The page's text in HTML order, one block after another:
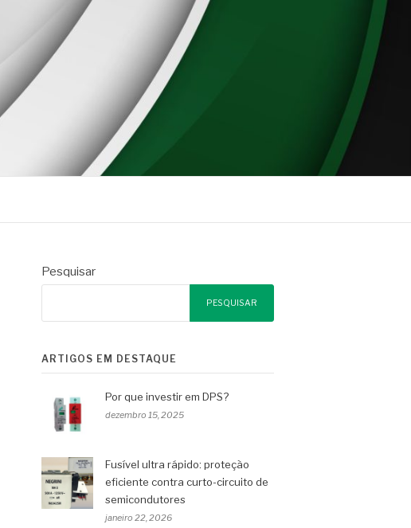
Pesquisar
PESQUISAR
ARTIGOS EM DESTAQUE
Por que investir em DPS?
dezembro 15, 2025
Fusível ultra rápido: proteção
eficiente contra curto-circuito de
semicondutores
janeiro 22, 2026